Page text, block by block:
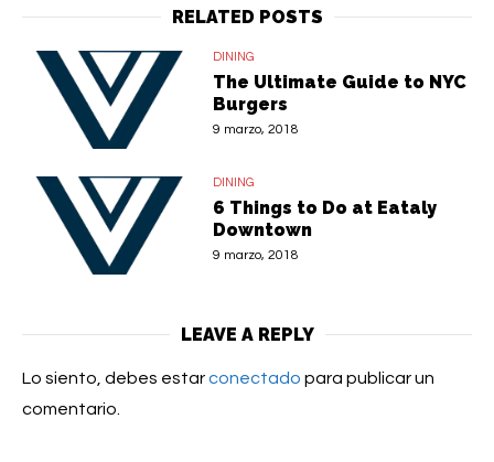
RELATED POSTS
DINING
The Ultimate Guide to NYC
Burgers
9 marzo, 2018
DINING
6 Things to Do at Eataly
Downtown
9 marzo, 2018
LEAVE A REPLY
Lo siento, debes estarconectado para publicar un
comentario.